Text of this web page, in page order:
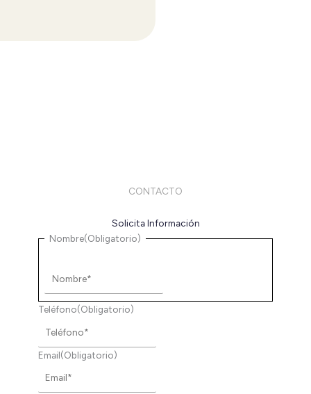
CONTACTO
Solicita Información
Nombre(Obligatorio) Nombre
Teléfono(Obligatorio)
Email(Obligatorio)